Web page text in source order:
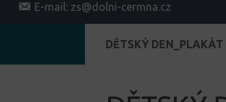
E-mail: zs@dolni-cermna.cz
DĚTSKÝ DEN_PLAKÁT